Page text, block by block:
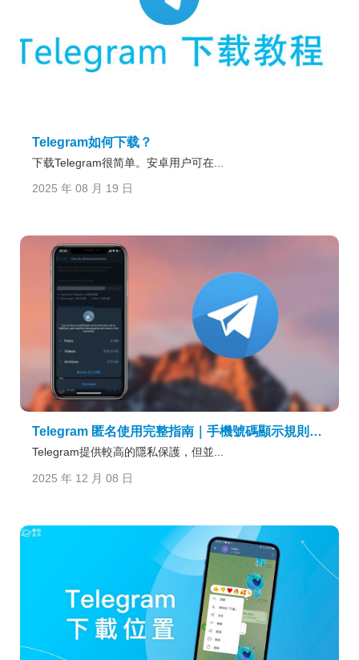
Telegram如何下载？
下载Telegram很简单。安卓用户可在...
2025 年 08 月 19 日
Telegram 匿名使用完整指南｜手機號碼顯示規則、可見內容與如何隱藏身分一篇搞懂
Telegram提供較高的隱私保護，但並...
2025 年 12 月 08 日